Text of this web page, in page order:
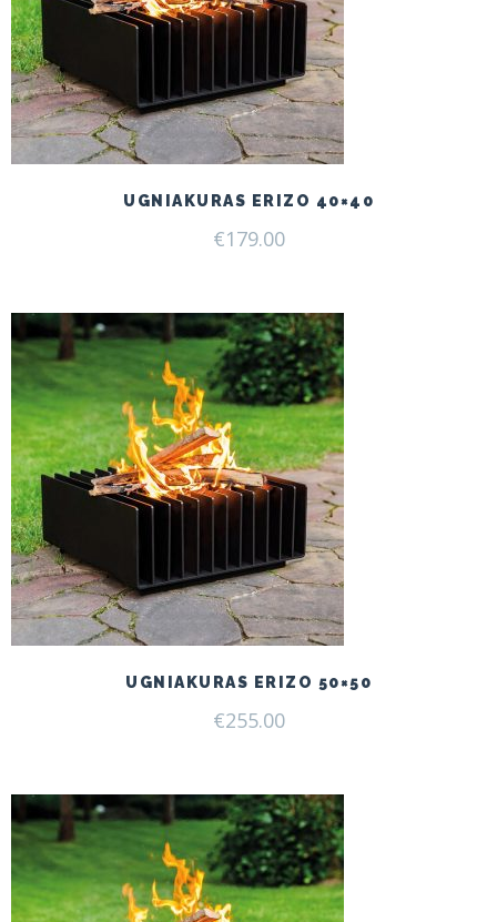
UGNIAKURAS ERIZO 40×40
€179.00
UGNIAKURAS ERIZO 50×50
€255.00